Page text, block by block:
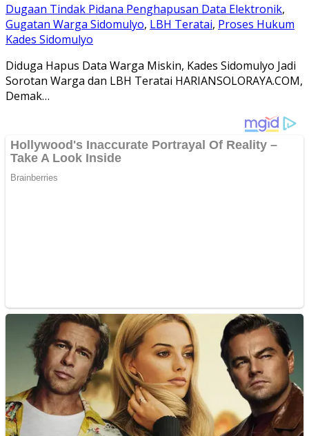
Dugaan Tindak Pidana Penghapusan Data Elektronik,
Gugatan Warga Sidomulyo, LBH Teratai, Proses Hukum
Kades Sidomulyo
Diduga Hapus Data Warga Miskin, Kades Sidomulyo Jadi
Sorotan Warga dan LBH Teratai HARIANSOLORAYA.COM,
Demak…